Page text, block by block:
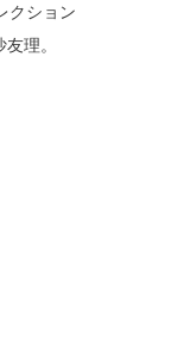
クション
理。